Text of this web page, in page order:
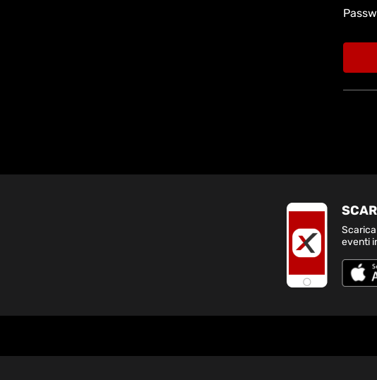
eventi